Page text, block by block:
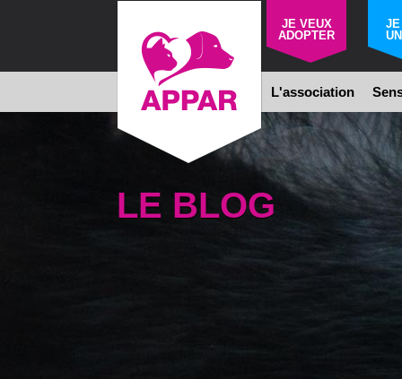
JE VEUX
ADOPTER
JE
L'association
LE BLOG